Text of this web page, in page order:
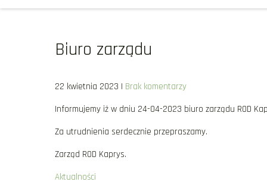
Biuro zarządu
22 kwietnia 2023 | Brak komentarzy
Informujemy iż w dniu 24-04-2023 biuro zarządu ROD
Za utrudnienia serdecznie przepraszamy.
Zarząd ROD Kaprys.
Aktualności